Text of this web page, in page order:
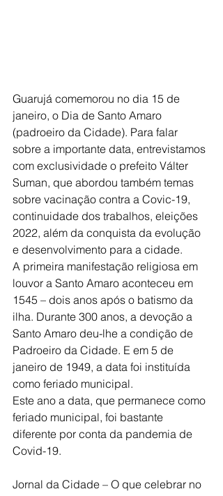
Guarujá comemorou no dia 15 de
janeiro, o Dia de Santo Amaro
(padroeiro da Cidade). Para falar
sobre a importante data, entrevistamos
com exclusividade o prefeito Válter
Suman, que abordou também temas
sobre vacinação contra a Covic-19,
continuidade dos trabalhos, eleições
2022, além da conquista da evolução
e desenvolvimento para a cidade.
A primeira manifestação religiosa em
louvor a Santo Amaro aconteceu em
1545 – dois anos após o batismo da
ilha. Durante 300 anos, a devoção a
Santo Amaro deu-lhe a condição de
Padroeiro da Cidade. E em 5 de
janeiro de 1949, a data foi instituída
como feriado municipal.
Este ano a data, que permanece como
feriado municipal, foi bastante
diferente por conta da pandemia de
Covid-19.
Jornal da Cidade – O que celebrar no